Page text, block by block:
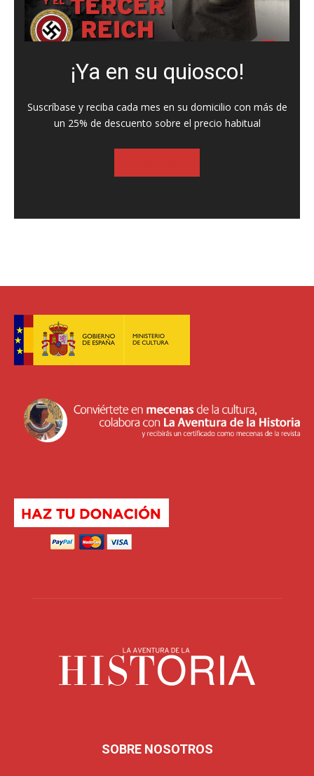
¡Ya en su quiosco!
Suscríbase y reciba cada mes en su domicilio con más de
un 25% de descuento sobre el precio habitual
SOBRE NOSOTROS